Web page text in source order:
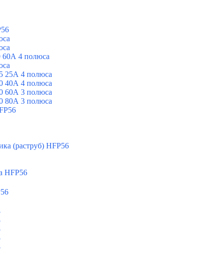
60А 4 полюса
25А 4 полюса
40А 4 полюса
60А 3 полюса
80А 3 полюса
(раструб) HFP56
HFP56